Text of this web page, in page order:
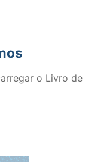
o Livro de